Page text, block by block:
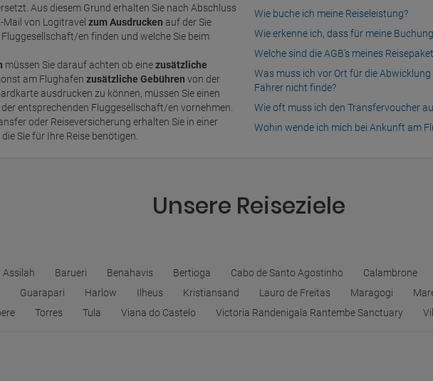
Aus diesem Grund erhalten Sie nach Abschluss
Mail von Logitravel zum Ausdrucken auf der Sie
en finden und welche Sie beim
müssen Sie darauf achten ob einezusätzliche
am Flughafen zusätzliche Gebühren von der
entsprechenden Fluggesellschaft/en vornehmen.
oder Reiseversicherung erhalten Sie in einer
Sie für Ihre Reise benötigen.
Wie buche ich meine Reiseleistung?
Wie erkenne ich, dass für meine
Welche sind die AGB's meines
Was muss ich vor Ort für die
Fahrer nicht finde?
Wie oft muss ich den Transfervoucher
Wohin wende ich mich bei Ankunft am
Unsere Reiseziele
Assilah Barueri Benahavis Bertioga Cabo de Santo Agostinho Calambrone
Guarapari Harlow Ilheus Kristiansand Lauro de Freitas Maragogi
Torres Tula Viana do Castelo Victoria Randenigala Rantembe Sanctuary